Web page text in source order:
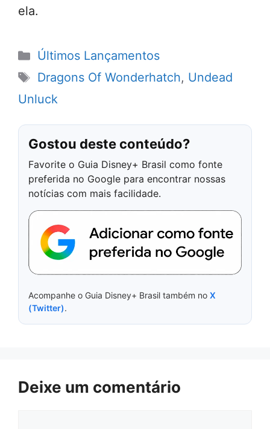
ela.
Categorias
Últimos Lançamentos
Tags
Dragons Of Wonderhatch, Undead
Unluck
Gostou deste conteúdo?
Favorite o Guia Disney+ Brasil como fonte
preferida no Google para encontrar nossas
notícias com mais facilidade.
Acompanhe o Guia Disney+ Brasil também no X
(Twitter).
Deixe um comentário